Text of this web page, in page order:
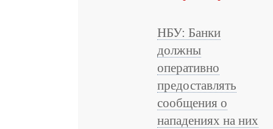
НБУ: Банки
должны
оперативно
предоставлять
сообщения о
нападениях на них